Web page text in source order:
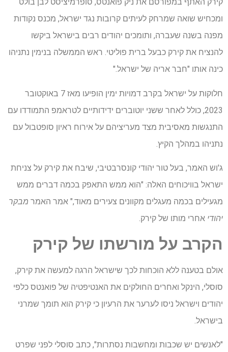
קירק האתף במפורסם את ניק פואנטס, סופרמיציסט לבן בולט
ומכחיש שואה שמרחק לעיתים קרובות נגד ישראל, מכנס נקודות
מפנה בשנה שעברה, ותומכים יהודים רבים בישראל ביקשו
להנציח את קירק כבעל ברית פוליטי. ראש הממשלה בנימין נתניהו
כינה אותו "חבר אריה של ישראל."
חלוקות על ישראל בקרב דמויות ימין הופיעו מאז 7 באוקטובר
2023, כולל לאחר ששני יוטוברים ידידותיים לטראמפ התמודדו עם
התנגשות מאסיבית מצד מעריציהם על אירוח ראיון סופטבול עם
נתניהו במהלך הקיץ.
ג'וש האמר, בעל טור יהודי קונסרבטיבי, שיבח את קירק על צניחת
ישראל בוויכוחים האלה: "הוא ממש התאפק בכמה דברים ממש
מגעילים בכמה מעגלים מקוונים צעירים מאוד," אמר האמר מבקר
יהודי אחרי מותו של קירק.
הקרב על מורשתו של קירק
אולם בטענה ללא הוכחות לכך שישראל הרגה למעשה את קירק,
סוסלי, הינקל ואחרים החולקים את האנטיפטיה של פואנטס כלפי
יהודים וישראל ניסו לערער את הרעיון כי קירק הוא תומך שמרני
בישראל.
"לאנשים יש שכבות ומחשבות נסתרות", כתב סוסלי לפני שפרט